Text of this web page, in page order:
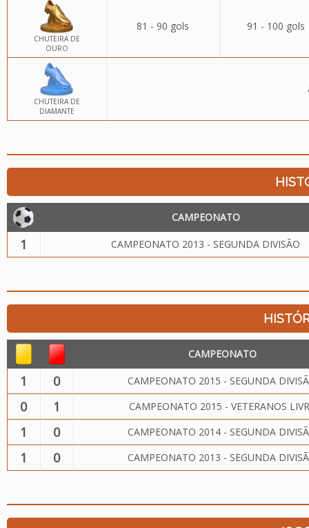
CHUTEIRA DE
OURO
81 - 90 gols 91 - 100 gols
CHUTEIRA DE
DIAMANTE
CAMPEONATO
1 CAMPEONATO 2013 - SEGUNDA DIVISÃO
CAMPEONATO
1 0 CAMPEONATO 2015 - SEGUNDA
0 1 CAMPEONATO 2015 - VETERANOS
1 0 CAMPEONATO 2014 - SEGUNDA
1 0 CAMPEONATO 2013 - SEGUNDA